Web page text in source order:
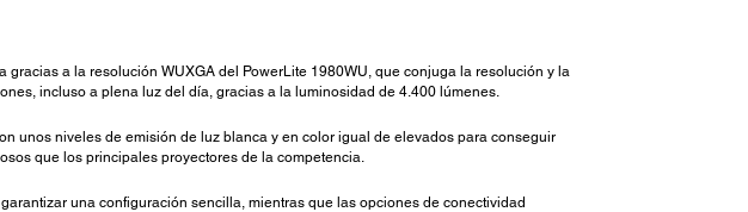
a la resolución WUXGA del PowerLite 1980WU, que conjuga la resolución y la
incluso a plena luz del día, gracias a la luminosidad de 4.400 lúmenes.
niveles de emisión de luz blanca y en color igual de elevados para conseguir
que los principales proyectores de la competencia.
una configuración sencilla, mientras que las opciones de conectividad